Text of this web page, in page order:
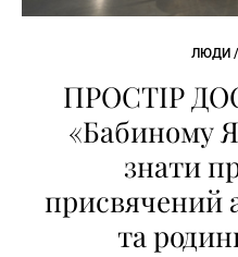
ЛЮДИ
ПРОСТІР
«Бабиному
знати
присвячений
та